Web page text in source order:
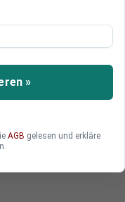
seit mehr als
sind die
»
AGB gelesen und erkläre